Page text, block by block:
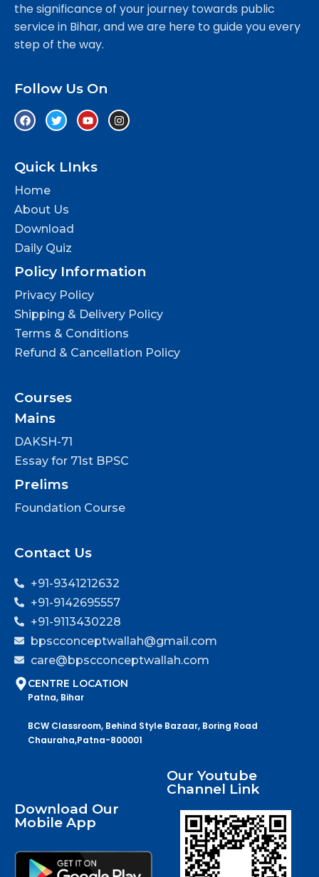
the significance of your journey towards public
service in Bihar, and we are here to guide you every
step of the way.
Follow Us On
Quick LInks
Home
About Us
Download
Daily Quiz
Policy Information
Privacy Policy
Shipping & Delivery Policy
Terms & Conditions
Refund & Cancellation Policy
Courses
Mains
DAKSH-71
Essay for 71st BPSC
Prelims
Foundation Course
Contact Us
+91-9341212632
+91-9142695557
+91-9113430228
bpscconceptwallah@gmail.com
care@bpscconceptwallah.com
CENTRE LOCATION
Patna, Bihar
BCW Classroom, Behind Style Bazaar, Boring Road
Chauraha,Patna-800001
Download Our
Mobile App
Our Youtube
Channel Link